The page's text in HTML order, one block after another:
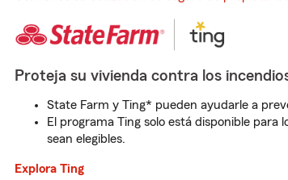
Proteja su vivienda contra los
State Farm y Ting* pueden ayudarle a
El programa Ting solo está disponible
sean elegibles.
Explora Ting